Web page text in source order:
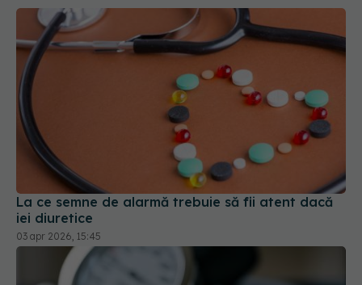
La ce semne de alarmă trebuie să fii atent dacă
iei diuretice
03 apr 2026, 15:45